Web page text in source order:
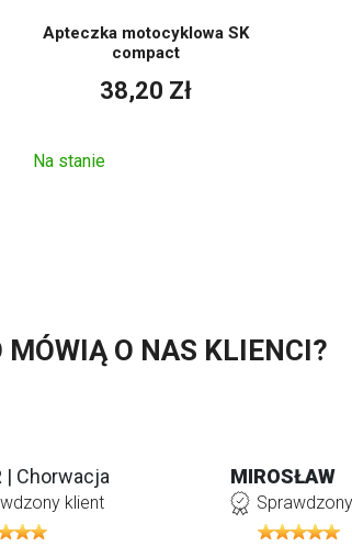
Apteczka motocyklowa SK
compact
38,20 Zł
Na stanie
MÓWIĄ O NAS KLIENCI?
| Chorwacja
klient
MIROSŁAW